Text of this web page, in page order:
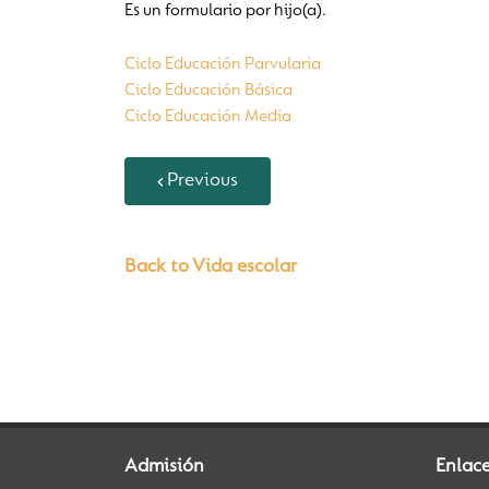
Es un formulario por hijo(a).
Ciclo Educación Parvularia
Ciclo Educación Básica
Ciclo Educación Media
Previous
Back to Vida escolar
Admisión